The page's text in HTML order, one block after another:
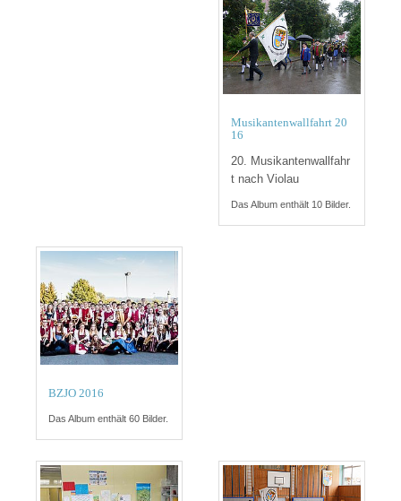
Musikantenwallfahrt 20
16
20. Musikantenwallfahr
t nach Violau
Das Album enthält 10 Bilder.
BZJO 2016
Das Album enthält 60 Bilder.